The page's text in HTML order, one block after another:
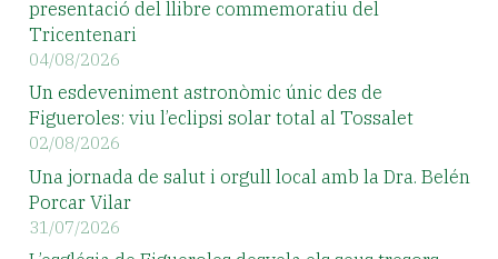
presentació del llibre commemoratiu del
Tricentenari
04/08/2026
Un esdeveniment astronòmic únic des de
Figueroles: viu l’eclipsi solar total al Tossalet
02/08/2026
Una jornada de salut i orgull local amb la Dra. Belén
Porcar Vilar
31/07/2026